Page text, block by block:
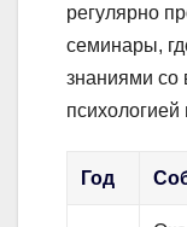
регулярно
семинары,
знаниями со
Год